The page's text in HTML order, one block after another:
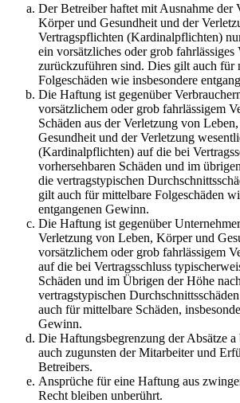
Der Betreiber haftet mit Ausnahme der
Körper und Gesundheit und der
Vertragspflichten (Kardinalpflichten)
ein vorsätzliches oder grob fahrlässiges
zurückzuführen sind. Dies gilt auch für
Folgeschäden wie insbesondere
Die Haftung ist gegenüber
vorsätzlichem oder grob fahrlässigem
Schäden aus der Verletzung von
Gesundheit und der Verletzung
(Kardinalpflichten) auf die bei
vorhersehbaren Schäden und im
die vertragstypischen
gilt auch für mittelbare Folgeschäden
entgangenen Gewinn.
Die Haftung ist gegenüber
Verletzung von Leben, Körper und
vorsätzlichem oder grob fahrlässigem
auf die bei Vertragsschluss
Schäden und im Übrigen der Höhe
vertragstypischen
auch für mittelbare Schäden,
Gewinn.
Die Haftungsbegrenzung der Absätze
auch zugunsten der Mitarbeiter und
Betreibers.
Ansprüche für eine Haftung aus
Recht bleiben unberührt.